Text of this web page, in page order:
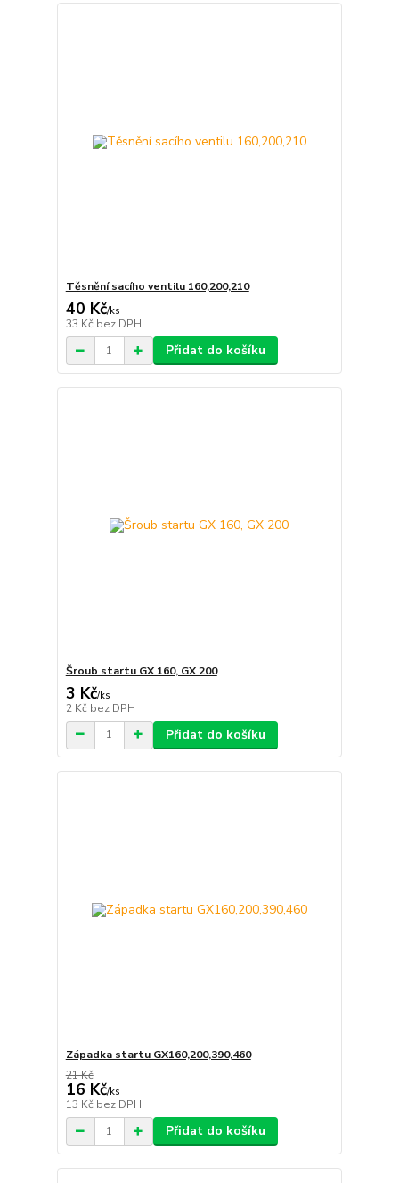
Těsnění sacího ventilu 160,200,210
40 Kč/ks
33 Kč bez DPH
Přidat do košíku
Šroub startu GX 160, GX 200
3 Kč/ks
2 Kč bez DPH
Přidat do košíku
Západka startu GX160,200,390,460
21 Kč
16 Kč/ks
13 Kč bez DPH
Přidat do košíku